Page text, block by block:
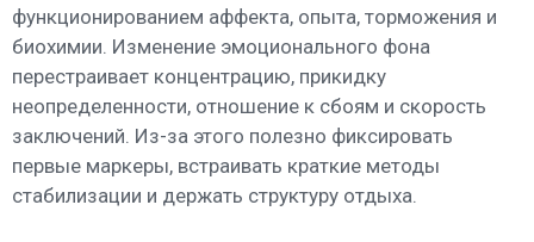
функционированием аффекта, опыта, торможения и
биохимии. Изменение эмоционального фона
перестраивает концентрацию, прикидку
неопределенности, отношение к сбоям и скорость
заключений. Из-за этого полезно фиксировать
первые маркеры, встраивать краткие методы
стабилизации и держать структуру отдыха.